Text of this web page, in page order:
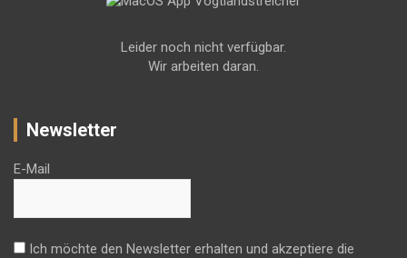
Leider noch nicht verfügbar.
Wir arbeiten daran.
Newsletter
E-Mail
Ich möchte den Newsletter erhalten und akzeptiere die